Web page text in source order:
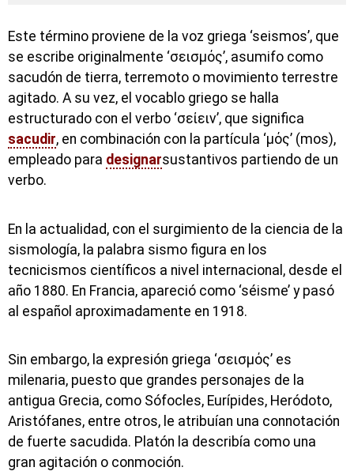
Este término proviene de la voz griega ‘seismos’, que
se escribe originalmente ‘σεισμός’, asumifo como
sacudón de tierra, terremoto o movimiento terrestre
agitado. A su vez, el vocablo griego se halla
estructurado con el verbo ‘σείειν’, que significa
sacudir, en combinación con la partícula ‘μός’ (mos),
empleado para designarsustantivos partiendo de un
verbo.
En la actualidad, con el surgimiento de la ciencia de la
sismología, la palabra sismo figura en los
tecnicismos científicos a nivel internacional, desde el
año 1880. En Francia, apareció como ‘séisme’ y pasó
al español aproximadamente en 1918.
Sin embargo, la expresión griega ‘σεισμός’ es
milenaria, puesto que grandes personajes de la
antigua Grecia, como Sófocles, Eurípides, Heródoto,
Aristófanes, entre otros, le atribuían una connotación
de fuerte sacudida. Platón la describía como una
gran agitación o conmoción.